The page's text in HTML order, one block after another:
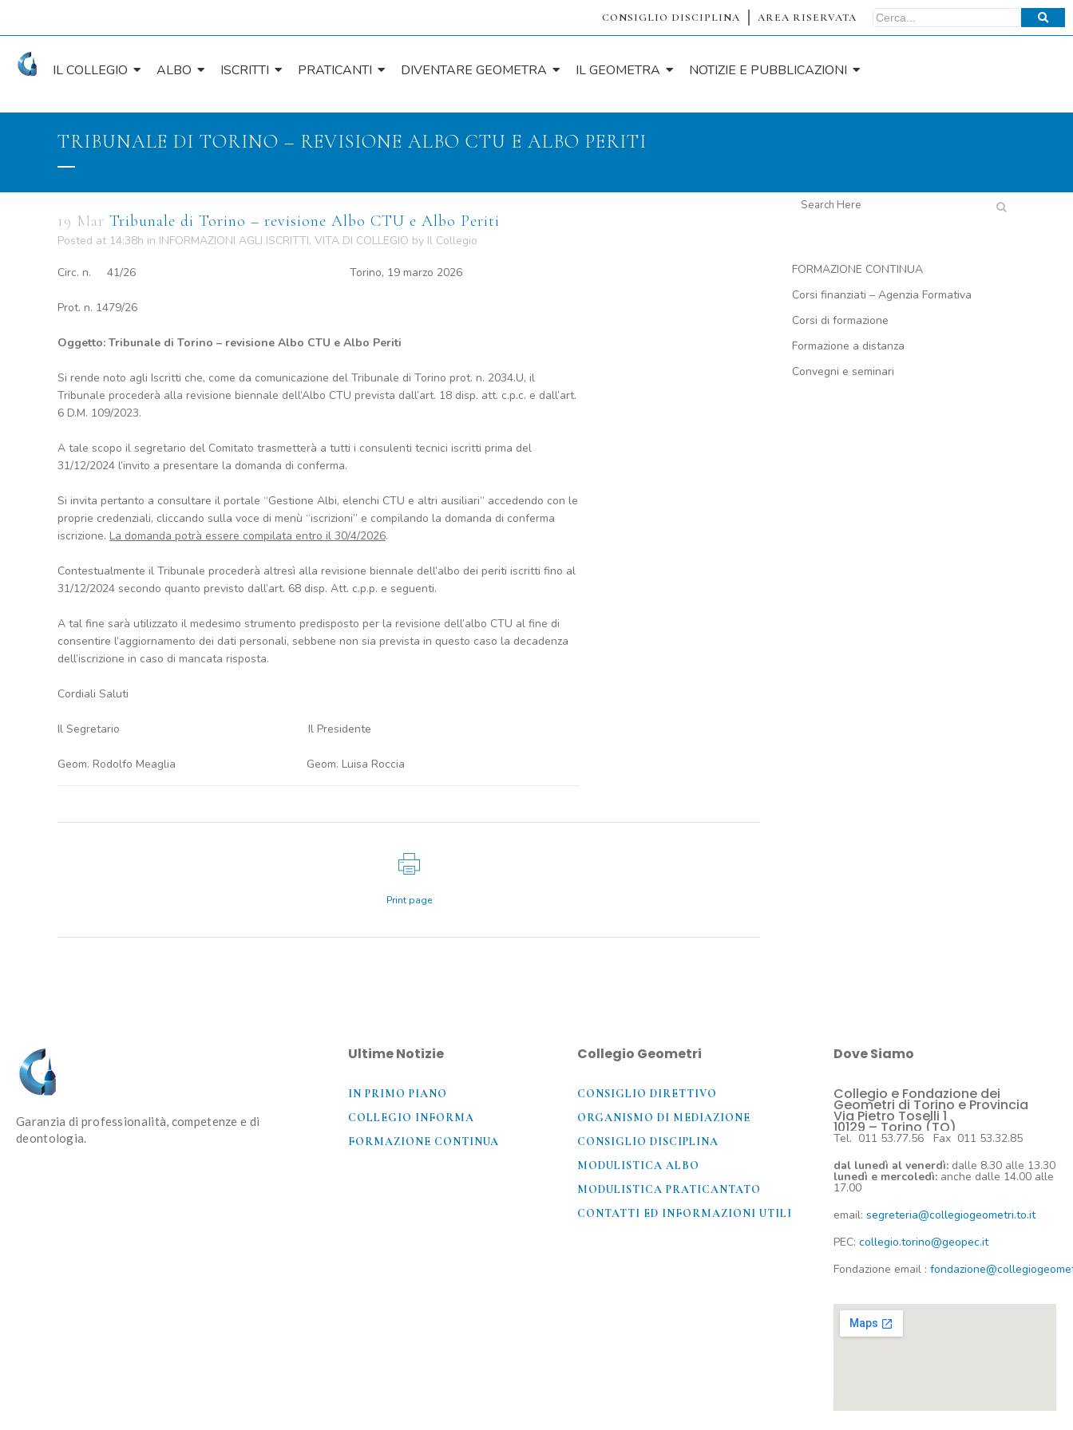
CONSIGLIO DISCIPLINA AREA RISERVATA
IL COLLEGIO ALBO ISCRITTI PRATICANTI DIVENTARE GEOMETRA IL GEOMETRA NOTIZIE E PUBBLICAZIONI
TRIBUNALE DI TORINO – REVISIONE ALBO CTU E ALBO PERITI
19 Mar Tribunale di Torino – revisione Albo CTU e Albo Periti
Posted at 14:38h in INFORMAZIONI AGLI ISCRITTI, VITA DI COLLEGIO by Il Collegio
Circ. n. 41/26 Torino, 19 marzo 2026
Prot. n. 1479/26
Oggetto: Tribunale di Torino – revisione Albo CTU e Albo Periti
Si rende noto agli Iscritti che, come da comunicazione del Tribunale di Torino prot. n. 2034.U, il
Tribunale procederà alla revisione biennale dell’Albo CTU prevista dall’art. 18 disp. att. c.p.c. e dall’art.
6 D.M. 109/2023.
A tale scopo il segretario del Comitato trasmetterà a tutti i consulenti tecnici iscritti prima del
31/12/2024 l’invito a presentare la domanda di conferma.
Si invita pertanto a consultare il portale “Gestione Albi, elenchi CTU e altri ausiliari” accedendo con le
proprie credenziali, cliccando sulla voce di menù “iscrizioni” e compilando la domanda di conferma
iscrizione. La domanda potrà essere compilata entro il 30/4/2026.
Contestualmente il Tribunale procederà altresì alla revisione biennale dell’albo dei periti iscritti fino al
31/12/2024 secondo quanto previsto dall’art. 68 disp. Att. c.p.p. e seguenti.
A tal fine sarà utilizzato il medesimo strumento predisposto per la revisione dell’albo CTU al fine di
consentire l’aggiornamento dei dati personali, sebbene non sia prevista in questo caso la decadenza
dell’iscrizione in caso di mancata risposta.
Cordiali Saluti
Il Segretario Il Presidente
Geom. Rodolfo Meaglia Geom. Luisa Roccia
Print page
FORMAZIONE CONTINUA
Corsi finanziati – Agenzia Formativa
Corsi di formazione
Formazione a distanza
Convegni e seminari
Garanzia di professionalità, competenze e di
deontologia.
Ultime Notizie
IN PRIMO PIANO
COLLEGIO INFORMA
FORMAZIONE CONTINUA
Collegio Geometri
CONSIGLIO DIRETTIVO
ORGANISMO DI MEDIAZIONE
CONSIGLIO DISCIPLINA
MODULISTICA ALBO
MODULISTICA PRATICANTATO
CONTATTI ED INFORMAZIONI UTILI​
Dove Siamo
Collegio e Fondazione dei
Geometri di Torino e Provincia
Via Pietro Toselli 1
10129 – Torino (TO)
Tel. 011 53.77.56 Fax 011 53.32.85
dal lunedì al venerdì: dalle 8.30 alle 13.30
lunedì e mercoledì: anche dalle 14.00 alle
17.00
email: segreteria@collegiogeometri.to.it
PEC: collegio.torino@geopec.it
Fondazione email :